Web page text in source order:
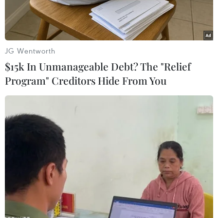
Cảnh đổ nát tại thị trấn Douma, Đông Ghouta, Syria ngày 16/4.
Ngày 28/4, Ngoại trưởng Nga Sergey Lavrov đã
tiếp đón những người đồng cấp Iran và Thổ Nhĩ
Kỳ để hội đàm về tình hình Syria, sau vụ Mỹ và
JG Wentworth
$15k In Unmanageable Debt? The "Relief
Program" Creditors Hide From You